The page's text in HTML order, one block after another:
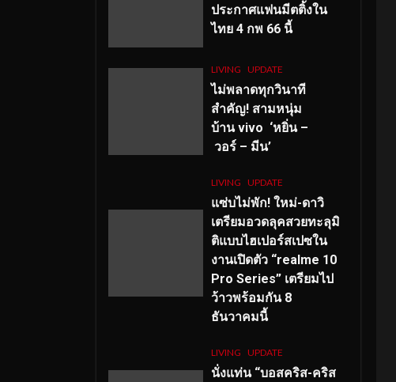
ประกาศแฟนมีตติ้งใน
ไทย 4 กพ 66 นี้
LIVING UPDATE
ไม่พลาดทุกวินาที
สำคัญ! สามหนุ่ม
บ้าน vivo ‘หยิ่น –
วอร์ – มีน’
LIVING UPDATE
แซ่บไม่พัก! ใหม่-ดาวิ
เตรียมอวดลุคสวยทะลุมิ
ติแบบไฮเปอร์สเปซใน
งานเปิดตัว “realme 10
Pro Series” เตรียมไป
ว้าวพร้อมกัน 8
ธันวาคมนี้
LIVING UPDATE
นั่งแท่น “บอสคริส-คริส